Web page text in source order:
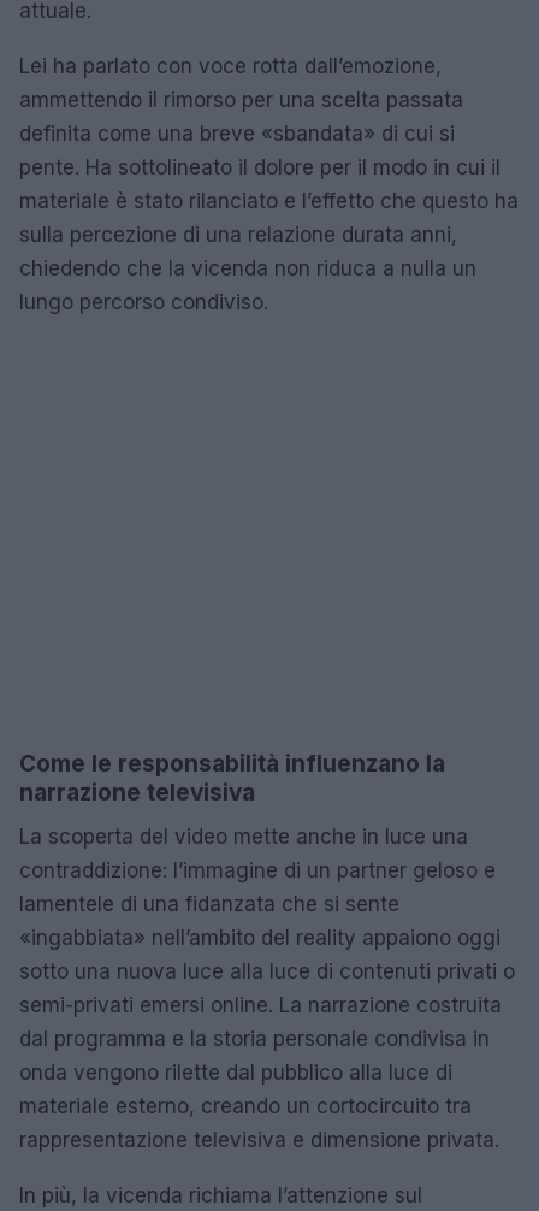
attuale.
Lei ha parlato con voce rotta dall’emozione,
ammettendo il rimorso per una scelta passata
definita come una breve «sbandata» di cui si
pente. Ha sottolineato il dolore per il modo in cui il
materiale è stato rilanciato e l’effetto che questo ha
sulla percezione di una relazione durata anni,
chiedendo che la vicenda non riduca a nulla un
lungo percorso condiviso.
Come le responsabilità influenzano la
narrazione televisiva
La scoperta del video mette anche in luce una
contraddizione: l’immagine di un partner geloso e
lamentele di una fidanzata che si sente
«ingabbiata» nell’ambito del reality appaiono oggi
sotto una nuova luce alla luce di contenuti privati o
semi-privati emersi online. La narrazione costruita
dal programma e la storia personale condivisa in
onda vengono rilette dal pubblico alla luce di
materiale esterno, creando un cortocircuito tra
rappresentazione televisiva e dimensione privata.
In più, la vicenda richiama l’attenzione sul